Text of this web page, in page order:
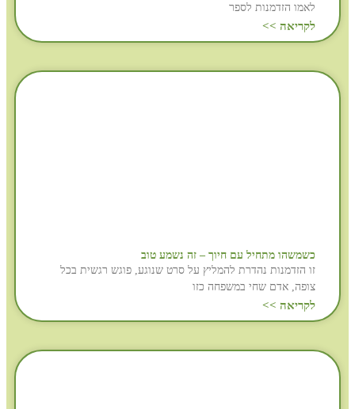
לאמו הזדמנות לספר
לקריאה >>
כשמשהו מתחיל עם חיוך – זה נשמע טוב
זו הזדמנות נהדרת להמליץ על סרט שנוגע, פוגש רגשית בכל
צופה, אדם שחי במשפחה כזו
לקריאה >>